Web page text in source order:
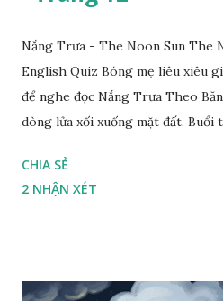
Nắng Trưa - The Noon Sun The
English Quiz Bóng mẹ liêu xiêu
để nghe đọc Nắng Trưa Theo
dòng lửa xối xuống mặt đất. Buổi
CHIA SẺ
2 NHẬN XÉT